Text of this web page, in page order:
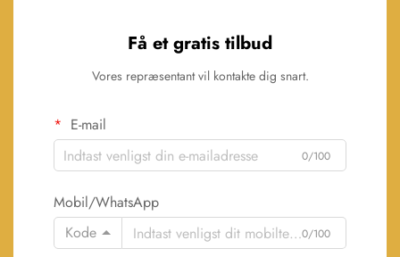
Få et gratis tilbud
Vores repræsentant vil kontakte dig snart.
E-mail
0/100
Mobil/WhatsApp
Kode
0/100